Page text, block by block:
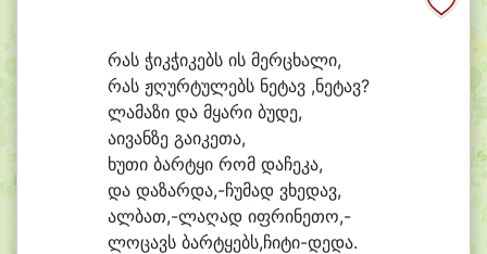
რას ჭიკჭიკებს ის მერცხალი,
რას ჟღურტულებს ნეტავ ,ნეტავ?
ლამაზი და მყარი ბუდე,
აივანზე გაიკეთა,
ხუთი ბარტყი რომ დაჩეკა,
და დაზარდა,-ჩუმად ვხედავ,
ალბათ,-ლაღად იფრინეთო,-
ლოცავს ბარტყებს,ჩიტი-დედა.